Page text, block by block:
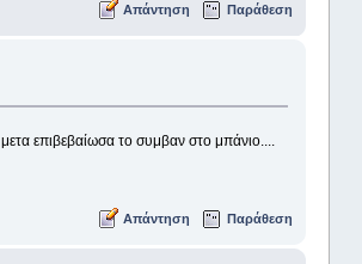
Απάντηση Παράθεση
επιβεβαίωσα το συμβαν στο μπάνιο....
Απάντηση Παράθεση